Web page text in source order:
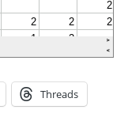
Threads